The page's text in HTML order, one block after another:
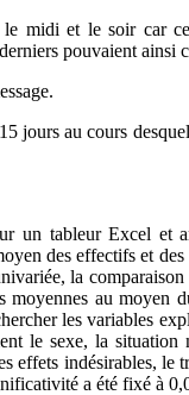
midi et le soir car
pouvaient
jours au cours
un tableur Excel et
des effectifs et
la
moyennes au moyen
les variables
le sexe, la
effets indésirables,
a été fixé à